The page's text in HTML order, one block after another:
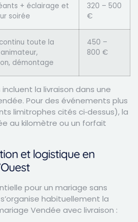
+ éclairage et
soirée
320 – 500
€
toute la
démontage
450 –
800 €
la livraison dans une
Pour des événements plus
limitrophes cités ci‑dessus), la
au kilomètre ou un forfait
et logistique en
pour un mariage sans
habituellement la
Vendée avec livraison :